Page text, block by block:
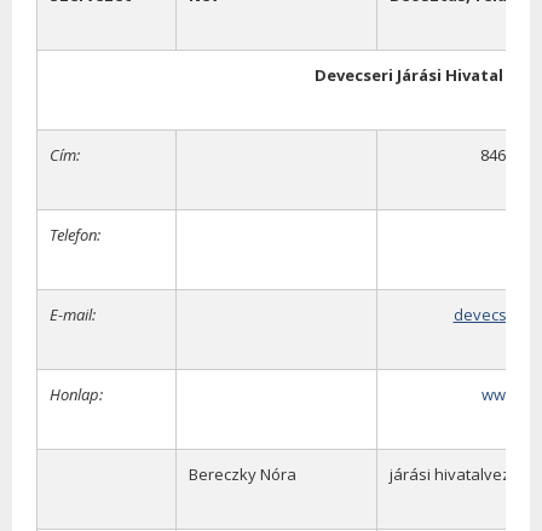
Devecseri Járási Hivatal
Cím: 8460
Telefon:
E-mail:
Honlap:
Bereczky Nóra járási hivatalvezető